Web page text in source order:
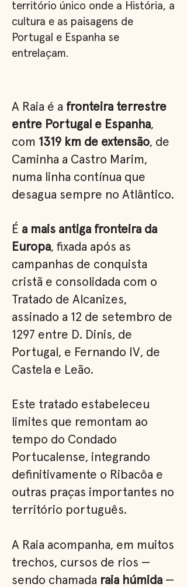
território único onde a História, a
cultura e as paisagens de
Portugal e Espanha se
entrelaçam.
A Raia é a fronteira terrestre
entre Portugal e Espanha,
com 1319 km de extensão, de
Caminha a Castro Marim,
numa linha contínua que
desagua sempre no Atlântico.
É a mais antiga fronteira da
Europa, fixada após as
campanhas de conquista
cristã e consolidada com o
Tratado de Alcanizes,
assinado a 12 de setembro de
1297 entre D. Dinis, de
Portugal, e Fernando IV, de
Castela e Leão.
Este tratado estabeleceu
limites que remontam ao
tempo do Condado
Portucalense, integrando
definitivamente o Ribacôa e
outras praças importantes no
território português.
A Raia acompanha, em muitos
trechos, cursos de rios —
sendo chamada raia húmida —